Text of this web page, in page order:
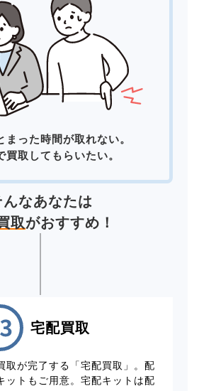
まった時間が取れない。
買取してもらいたい。
んなあなたは
取がおすすめ！
宅配買取
取が完了する「宅配買取」。配
ットもご用意。宅配キットは配